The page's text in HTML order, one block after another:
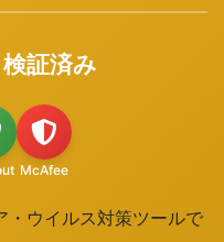
証済み
McAfee
ウイルス対策ツールで